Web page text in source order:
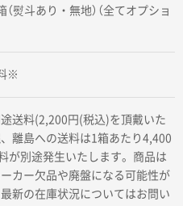
熨斗あり・無地）（全てオプショ
※
送料(2,200円(税込)を頂戴いた
、離島への送料は1箱あたり4,400
が別途発生いたします。商品は
カー欠品や廃盤になる可能性が
新の在庫状況についてはお問い